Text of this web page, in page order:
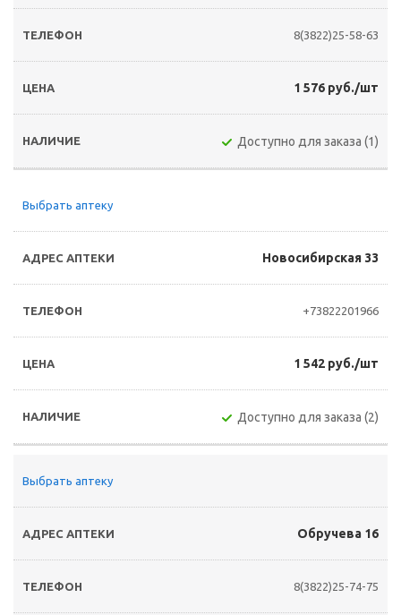
8(3822)25-58-63
1 576 руб./шт
Доступно для заказа (1)
Выбрать аптеку
Новосибирская 33
+73822201966
1 542 руб./шт
Доступно для заказа (2)
Выбрать аптеку
Обручева 16
8(3822)25-74-75